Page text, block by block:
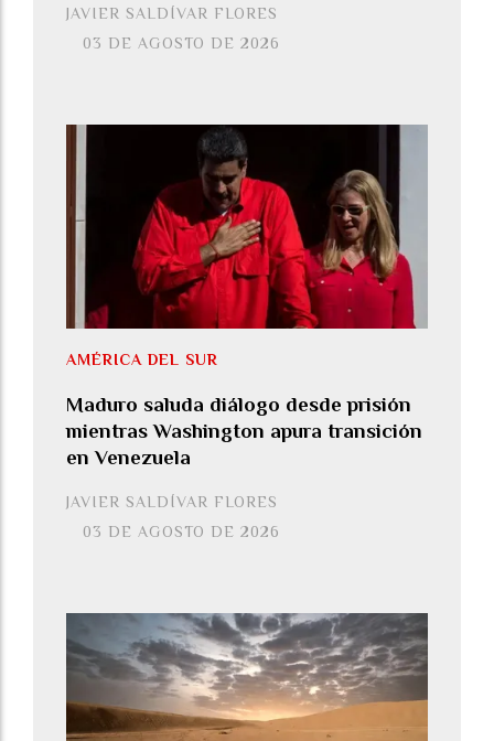
JAVIER SALDÍVAR FLORES
03 DE AGOSTO DE 2026
Maduro saluda diálogo desde prisión
mientras Washington apura transición
en Venezuela
JAVIER SALDÍVAR FLORES
AMÉRICA DEL SUR
03 DE AGOSTO DE 2026